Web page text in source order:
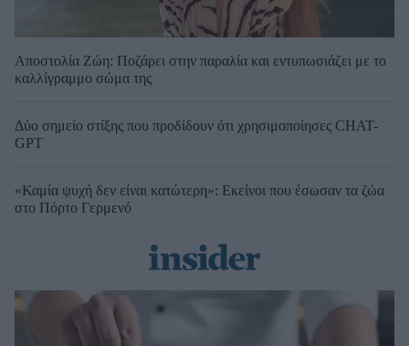
Αποστολία Ζώη: Ποζάρει στην παραλία και εντυπωσιάζει με το
καλλίγραμμο σώμα της
Δύο σημείο στίξης που προδίδουν ότι χρησιμοποίησες CHAT-
GPT
«Καμία ψυχή δεν είναι κατώτερη»: Εκείνοι που έσωσαν τα ζώα
στο Πόρτο Γερμενό